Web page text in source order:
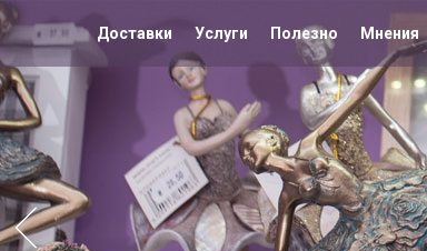
Доставки Услуги Полезно Мнения